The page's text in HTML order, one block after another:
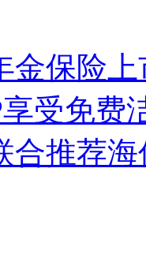
金保险上
受免费
合推荐